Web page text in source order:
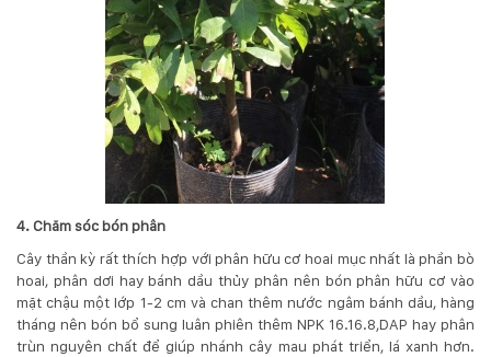
4. Chăm sóc bón phân
Cây thần kỳ rất thích hợp với phân hữu cơ hoai mục nhất là phần bò
hoai, phân dơi hay bánh dầu thủy phân nên bón phân hữu cơ vào
mặt chậu một lớp 1-2 cm và chan thêm nước ngâm bánh dầu, hàng
tháng nên bón bổ sung luân phiên thêm NPK 16.16.8,DAP hay phân
trùn nguyên chất để giúp nhánh cây mau phát triển, lá xanh hơn.